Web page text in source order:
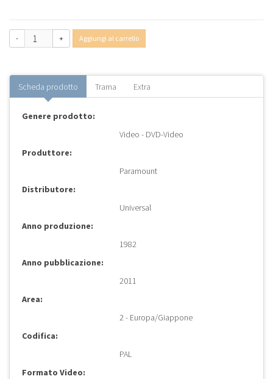
- + Aggiungi al carrello
Scheda prodotto Trama Extra
Genere prodotto:
Video - DVD-Video
Produttore:
Paramount
Distributore:
Universal
Anno produzione:
1982
Anno pubblicazione:
2011
Area:
2 - Europa/Giappone
Codifica:
PAL
Formato Video: